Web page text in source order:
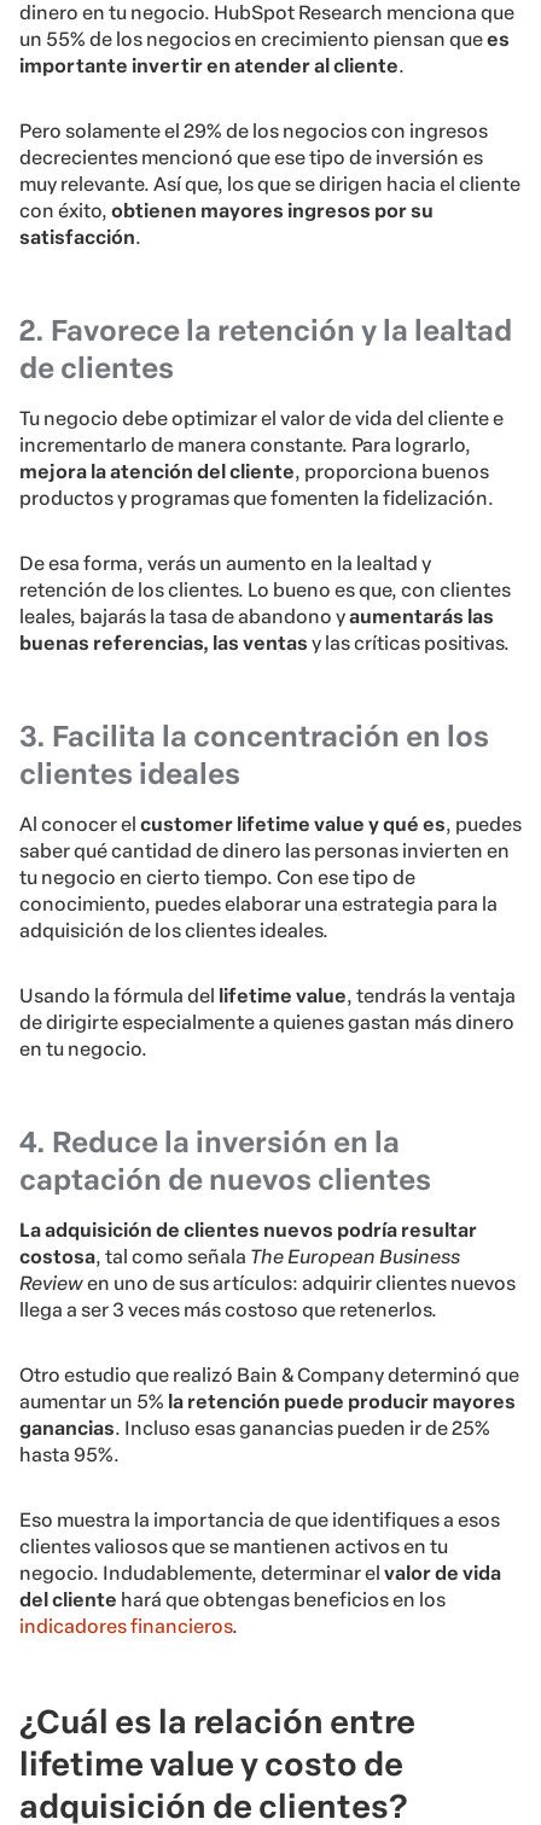
dinero en tu negocio. HubSpot Research menciona que
un 55% de los negocios en crecimiento piensan quees
importante invertir en atender al cliente.
Pero solamente el 29% de los negocios con ingresos
decrecientes mencionó que ese tipo de inversión es
muy relevante. Así que, los que se dirigen hacia el cliente
con éxito, obtienen mayores ingresos por su
satisfacción.
2. Favorece la retención y la lealtad
de clientes
Tu negocio debe optimizar el valor de vida del cliente e
incrementarlo de manera constante. Para lograrlo,
mejora la atención del cliente, proporciona buenos
productos y programas que fomenten la fidelización.
De esa forma, verás un aumento en la lealtad y
retención de los clientes. Lo bueno es que, con clientes
leales, bajarás la tasa de abandono yaumentarás las
buenas referencias, las ventas y las críticas positivas.
3. Facilita la concentración en los
clientes ideales
Al conocer el customer lifetime value y qué es, puedes
saber qué cantidad de dinero las personas invierten en
tu negocio en cierto tiempo. Con ese tipo de
conocimiento, puedes elaborar una estrategia para la
adquisición de los clientes ideales.
Usando la fórmula del lifetime value, tendrás la ventaja
de dirigirte especialmente a quienes gastan más dinero
en tu negocio.
4. Reduce la inversión en la
captación de nuevos clientes
La adquisición de clientes nuevos podría resultar
costosa, tal como señala The European Business
Reviewen uno de sus artículos: adquirir clientes nuevos
llega a ser 3 veces más costoso que retenerlos.
Otro estudio que realizó Bain & Company determinó que
aumentar un 5% la retención puede producir mayores
ganancias. Incluso esas ganancias pueden ir de 25%
hasta 95%.
Eso muestra la importancia de que identifiques a esos
clientes valiosos que se mantienen activos en tu
negocio. Indudablemente, determinar el valor de vida
del cliente hará que obtengas beneficios en los
indicadores financieros.
¿Cuál es la relación entre
lifetime value y costo de
adquisición de clientes?